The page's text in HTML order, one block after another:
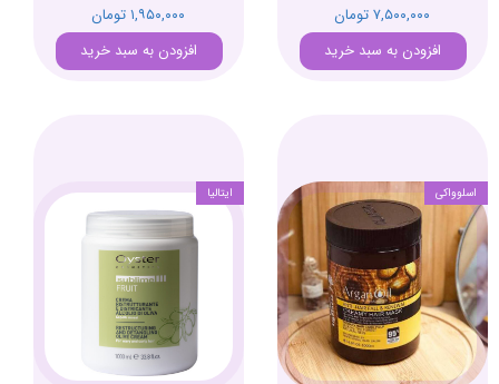
۷,۵۰۰,۰۰۰ تومان
افزودن به سبد خرید
۱,۹۵۰,۰۰۰ تومان
افزودن به سبد خرید
اسلوواکی ایتالیا